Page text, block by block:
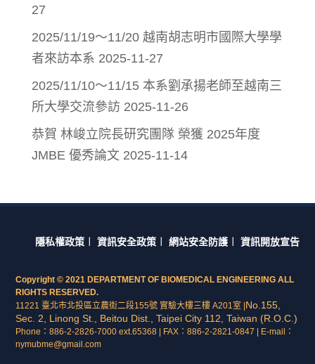
27
2025/11/19～11/20 越南胡志明市國際大學學
者來訪本系 2025-11-27
2025/11/10～11/15 本系劉承揚老師至越南三
所大學交流參訪 2025-11-26
恭賀 林峻立院長研究團隊 榮獲 2025年度
JMBE 優秀論文 2025-11-14
隱私權政策︱ 資訊安全政策︱ 網站安全防護︱ 資訊開放宣告
Copyright © 2021 DEPARTMENT OF BIOMEDICAL ENGINEERING ALL
RIGHTS RESERVED.
11221 臺北市北投區立農街二段155號 實驗大樓三樓 A201室 | No.155,
Sec. 2, Linong St., Beitou Dist., Taipei City 112, Taiwan (R.O.C.)
Phone：886-2-2826-7000 ext.65368 | FAX：886-2-2821-0847 | E-mail：
nymubme@gmail.com